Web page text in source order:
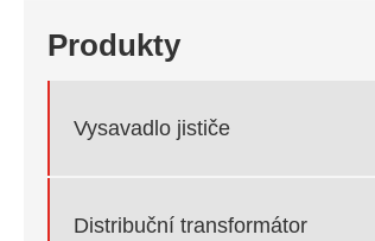
Produkty
Vysavadlo jističe
Distribuční transformátor